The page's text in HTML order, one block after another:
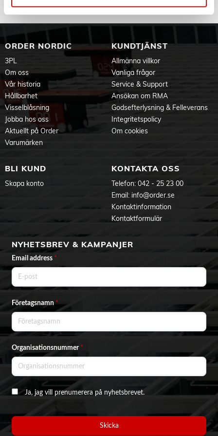
ORDER NORDIC
3PL
Om oss
Vår historia
Hållbarhet
Visselblåsning
Jobba hos oss
Aktuellt på Order
Varumärken
KUNDTJÄNST
Allmänna villkor
Vanliga frågor
Service & Support
Ansökan om RMA
Godsefterlysning & Felleverans
Integritetspolicy
Om cookies
BLI KUND
Skapa konto
KONTAKTA OSS
Telefon: 042 - 25 23 00
Email: info@order.se
Kontaktinformation
Kontaktformulär
NYHETSBREV & KAMPANJER
Email address *
Företagsnamn*
Organisationsnummer *
Ja, jag vill prenumerera på nyhetsbrevet.
Skicka